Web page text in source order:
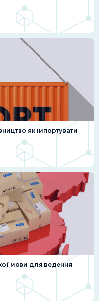
як імпортувати
мови для ведення